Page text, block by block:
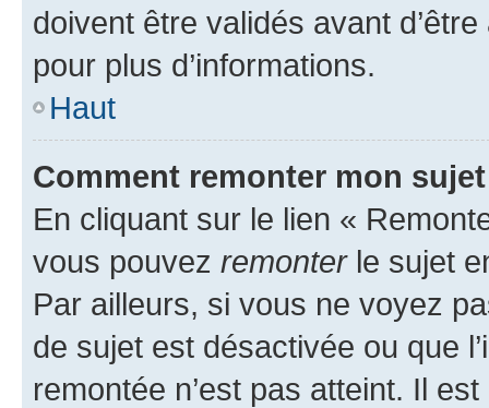
doivent être validés avant
pour plus d’informations.
Haut
Comment remonter mon
En cliquant sur le lien «
vous pouvez remonterle sujet
Par ailleurs, si vous ne voyez
de sujet est désactivée ou que
remontée n’est pas atteint. Il